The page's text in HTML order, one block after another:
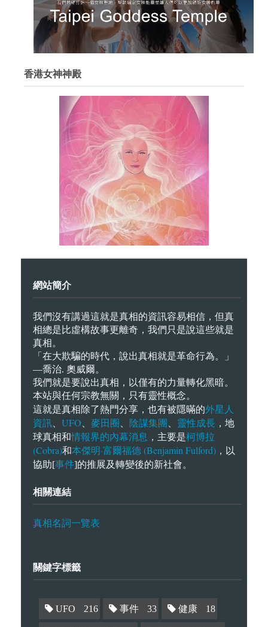
香港女神神殿
網站簡介
我們沒有講過這就是真相的資訊容易相信，但真
相總是比虛構故事更離奇，我們只是說這些就是
真相。
「在大欺騙的時代，說出真相就是革命行為。」
—喬治. 奧威爾。
我們就是要說出真相，以僅有的力量轉化黑暗。
本站與任何宗教無關，只有靈性概念。
這就是真相除了熱門分享，也有被隱暪的外星人
資訊
UFO 麥田圈 陰謀集團 靈性成長 ，地
球真相和情報界的內幕消息 ，主要是柯博拉
(Cobra)和本傑明·富爾福德 (Benjamin Fulford) ，以
協助[事件]的推展及轉變後的新社會。
相關連結
真相名詞一覽表
關鍵字標籤
UFO 216 事件 33 健康 18